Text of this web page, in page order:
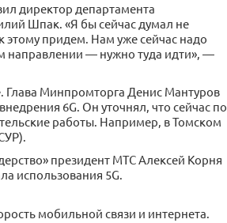
директор департамента
Шпак. «Я бы сейчас думал не
этому придем. Нам уже сейчас надо
направлении — нужно туда идти», —
Глава Минпромторга Денис Мантуров
6G. Он уточнял, что сейчас по
работы. Например, в Томском
президент МТС Алексей Корня
использования 5G.
мобильной связи и интернета.